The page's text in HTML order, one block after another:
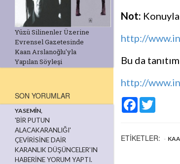
Yüzü Silinenler Üzerine
Evrensel Gazetesinde
Kaan Arslanoğlu'yla
Yapılan Söyleşi
SON YORUMLAR
YASEMIN,
'BİR PUTUN
ALACAKARANLIĞI'
ÇEVİRİSİNE DAİR
KARANLIK DÜŞÜNCELER'IN
HABERINE YORUM YAPTI.
Not:
http://
Bu da
http://
Facebook
ETİKETLER: